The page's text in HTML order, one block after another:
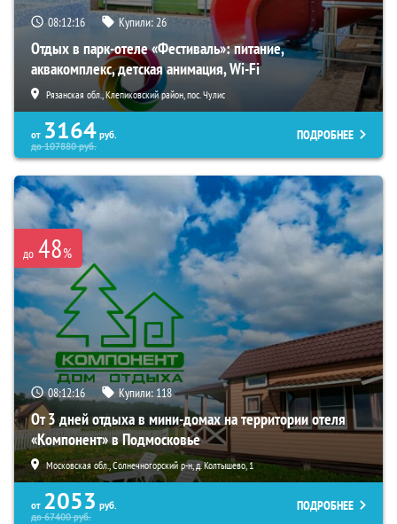
08:12:14 Купили:26
Отдых в парк-отеле «Фестиваль»: питание,
аквакомплекс, детская анимация, Wi-Fi
Рязанская обл., Клепиковский район, пос. Чулис
от 3164 руб.
до107880руб.
ПОДРОБНЕЕ
до 48%
08:12:14 Купили: 118
От 3 дней отдыха в мини-домах на территории отеля
«Компонент» в Подмосковье
Московская обл., Солнечногорский р-н, д. Колтышево, 1
от 2053 руб.
до67400руб.
ПОДРОБНЕЕ